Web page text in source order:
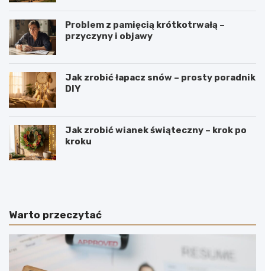
Problem z pamięcią krótkotrwałą –
przyczyny i objawy
Jak zrobić łapacz snów – prosty poradnik
DIY
Jak zrobić wianek świąteczny – krok po
kroku
J
p
o
l
s
W
y
m
e
n
Warto przeczytać